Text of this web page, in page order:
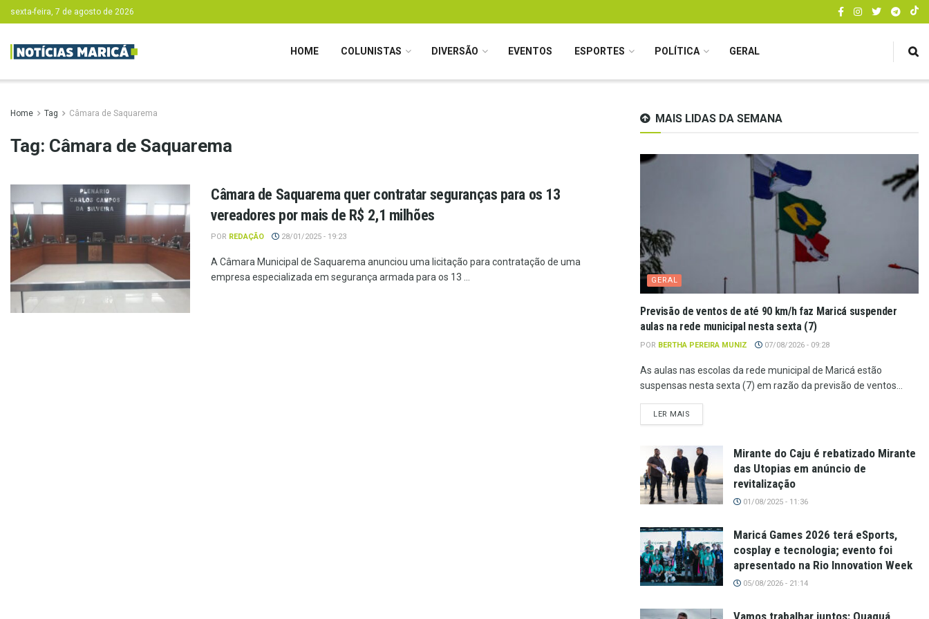
sexta-feira, 7 de agosto de 2026
HOME COLUNISTAS DIVERSÃO EVENTOS ESPORTES POLÍTICA GERAL
Home Tag Câmara de Saquarema
Tag: Câmara de Saquarema
Câmara de Saquarema quer contratar seguranças para os 13
vereadores por mais de R$ 2,1 milhões
POR REDAÇÃO 28/01/2025 - 19:23
A Câmara Municipal de Saquarema anunciou uma licitação para contratação de uma
empresa especializada em segurança armada para os 13 ...
MAIS LIDAS DA SEMANA
GERAL
Previsão de ventos de até 90 km/h faz Maricá suspender
aulas na rede municipal nesta sexta (7)
POR BERTHA PEREIRA MUNIZ 07/08/2026 - 09:28
As aulas nas escolas da rede municipal de Maricá estão
suspensas nesta sexta (7) em razão da previsão de ventos...
LER MAIS
Mirante do Caju é rebatizado Mirante
das Utopias em anúncio de
revitalização
01/08/2025 - 11:36
Maricá Games 2026 terá eSports,
cosplay e tecnologia; evento foi
apresentado na Rio Innovation Week
05/08/2026 - 21:14
Vamos trabalhar juntos: Quaquá